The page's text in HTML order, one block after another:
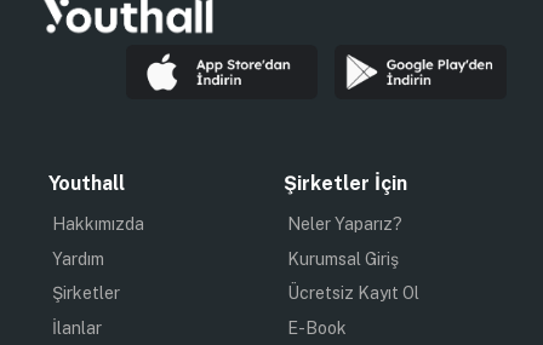
Youthall
Hakkımızda
Yardım
Şirketler
İlanlar
Şirketler İçin
Neler Yaparız?
Kurumsal Giriş
Ücretsiz Kayıt Ol
E-Book